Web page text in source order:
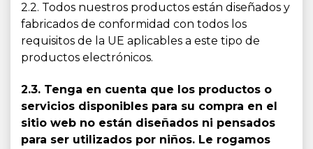
2.2. Todos nuestros productos están diseñados y
fabricados de conformidad con todos los
requisitos de la UE aplicables a este tipo de
productos electrónicos.
2.3. Tenga en cuenta que los productos o
servicios disponibles para su compra en el
sitio web no están diseñados ni pensados
para ser utilizados por niños. Le rogamos